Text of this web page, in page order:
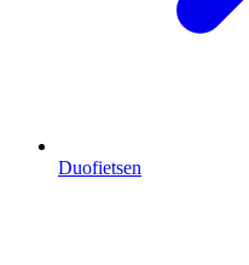
Duofietsen